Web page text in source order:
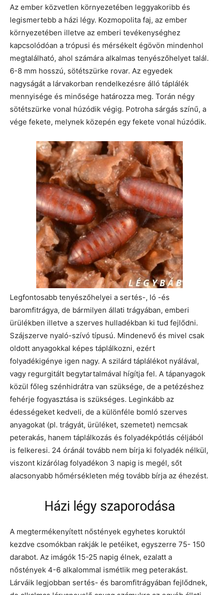
Az ember közvetlen környezetében leggyakoribb és
legismertebb a házi légy. Kozmopolita faj, az ember
környezetében illetve az emberi tevékenységhez
kapcsolódóan a trópusi és mérsékelt égövön mindenhol
megtalálható, ahol számára alkalmas tenyészőhelyet talál.
6-8 mm hosszú, sötétszürke rovar. Az egyedek
nagyságát a lárvakorban rendelkezésre álló táplálék
mennyisége és minősége határozza meg. Torán négy
sötétszürke vonal húzódik végig. Potroha sárgás színű, a
vége fekete, melynek közepén egy fekete vonal húzódik.
Legfontosabb tenyészőhelyei a sertés-, ló -és
baromfitrágya, de bármilyen állati trágyában, emberi
ürülékben illetve a szerves hulladékban ki tud fejlődni.
Szájszerve nyaló-szívó típusú. Mindenevő és mivel csak
oldott anyagokkal képes táplálkozni, ezért
folyadékigénye igen nagy. A szilárd táplálékot nyálával,
vagy regurgitált begytartalmával hígítja fel. A tápanyagok
közül főleg szénhidrátra van szüksége, de a petézéshez
fehérje fogyasztása is szükséges. Leginkább az
édességeket kedveli, de a különféle bomló szerves
anyagokat (pl. trágyát, ürüléket, szemetet) nemcsak
peterakás, hanem táplálkozás és folyadékpótlás céljából
is felkeresi. 24 óránál tovább nem bírja ki folyadék nélkül,
viszont kizárólag folyadékon 3 napig is megél, sőt
alacsonyabb hőmérsékleten még tovább bírja az éhezést.
Házi légy szaporodása
A megtermékenyített nőstények egyhetes koruktól
kezdve csomókban rakják le petéiket, egyszerre 75- 150
darabot. Az imágók 15-25 napig élnek, ezalatt a
nőstények 4-6 alkalommal ismétlik meg peterakást.
Lárváik legjobban sertés- és baromfitrágyában fejlődnek,